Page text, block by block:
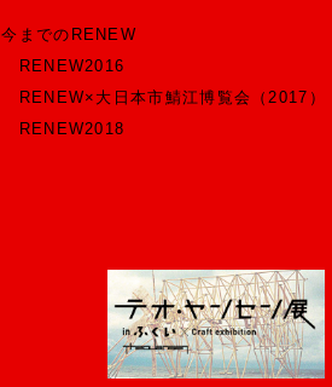
今までのRENEW
RENEW2016
RENEW×大日本市鯖江博覧会（2017）
RENEW2018